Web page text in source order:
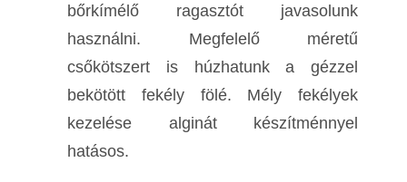
bőrkímélő ragasztót javasolunk
használni. Megfelelő méretű
csőkötszert is húzhatunk a gézzel
bekötött fekély fölé. Mély fekélyek
kezelése alginát készítménnyel
hatásos.